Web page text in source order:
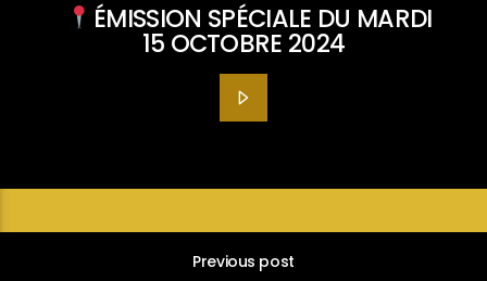
ÉMISSION SPÉCIALE DU MARDI
15 OCTOBRE 2024
Previous post